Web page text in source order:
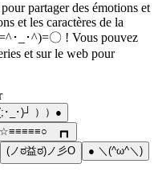
partager des émotions et
et les caractères de la
･_･^)=〇 ! Vous pouvez
et sur le web pour
･_･)┘ ））●
┏┓
(ノಠ益ಠ)ノ彡O ● ＼(^ω^＼)